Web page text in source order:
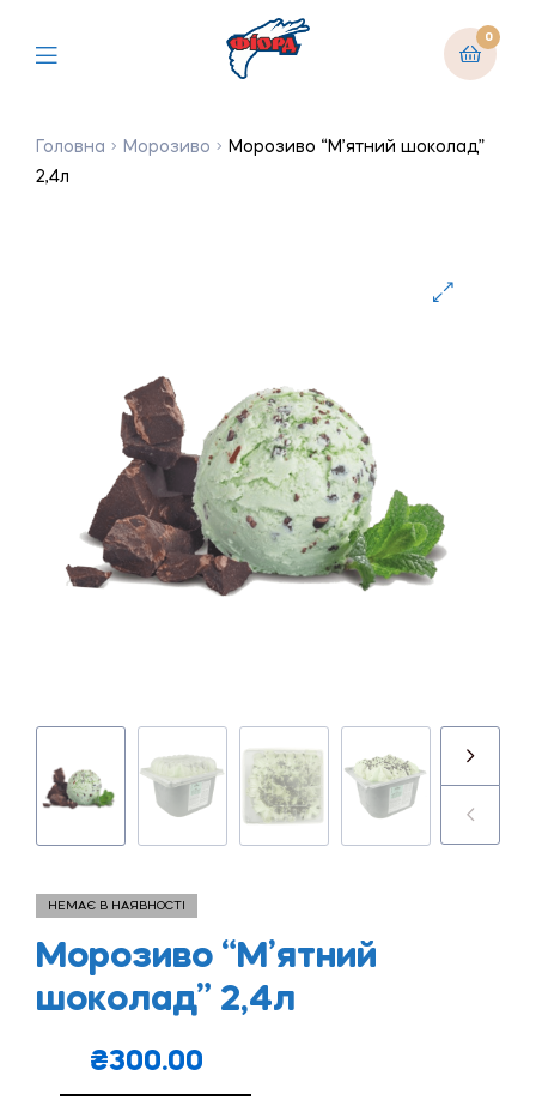
0
Головна Морозиво
Морозиво “М’ятний шоколад”
2,4л
НЕМАЄ В НАЯВНОСТІ
Морозиво “М’ятний
шоколад” 2,4л
₴300.00